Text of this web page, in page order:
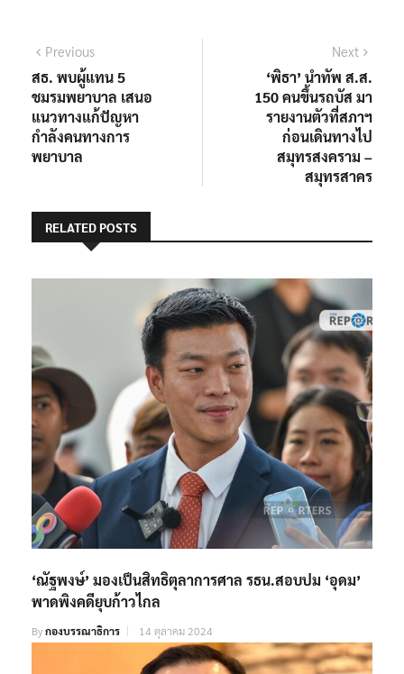
แนะแนว
เรื่อง
PreviousPrevious
post:
สธ. พบผู้แทน 5
ชมรมพยาบาล เสนอ
แนวทางแก้ปัญหา
กำลังคนทางการ
พยาบาล
Next
‘พิธา’ นำทัพ ส.ส.
150 คนขึ้นรถบัส มา
รายงานตัวที่สภาฯ
ก่อนเดินทางไป
สมุทรสงคราม –
สมุทรสาคร
RELATED POSTS
‘ณัฐพงษ์’ มองเป็นสิทธิตุลาการศาล รธน.สอบปม ‘อุดม’
พาดพิงคดียุบก้าวไกล
Byกองบรรณาธิการ 14 ตุลาคม 2024